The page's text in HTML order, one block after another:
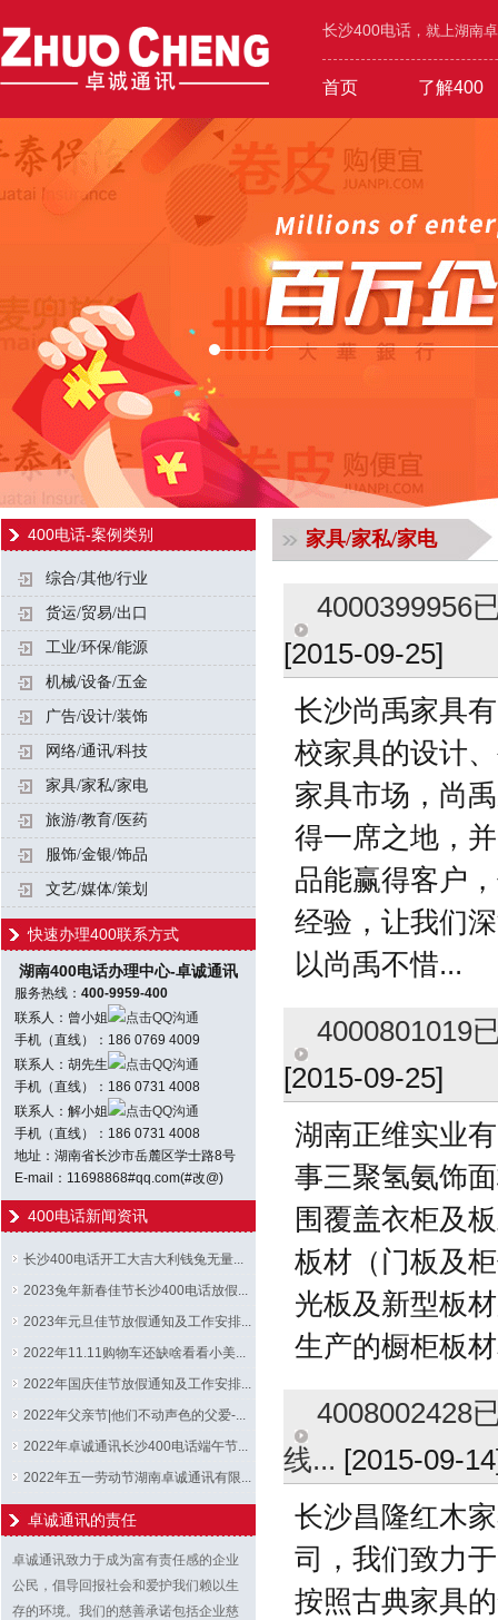
长沙400电话 ，就上湖南
首页 了解400
400价值 400功能
600元年套餐
工业/环保/能源 机械/设备/五金
400电话-案例类别
综合/其他/行业
货运/贸易/出口
工业/环保/能源
机械/设备/五金
广告/设计/装饰
网络/通讯/科技
家具/家私/家电
旅游/教育/医药
服饰/金银/饰品
文艺/媒体/策划
快速办理400联系方式
湖南400电话办理中心-卓诚通讯
服务热线： 400-9959-400
联系人：曾小姐
点击QQ沟通
手机（直线）：186 0769 4009
联系人：胡先生
点击QQ沟通
手机（直线）：186 0731 4008
联系人：解小姐
点击QQ沟通
手机（直线）：186 0731 4008
地址：湖南省长沙市岳麓区学士路8号
E-mail：11698868#qq.com(#改@)
400电话新闻资讯
长沙400电话开工大吉大利钱兔无量...
2023兔年新春佳节长沙400电话放假...
2023年元旦佳节放假通知及工作安排...
2022年11.11购物车还缺啥看看小美...
2022年国庆佳节放假通知及工作安排...
2022年父亲节|他们不动声色的父爱-...
2022年卓诚通讯长沙400电话端午节...
2022年五一劳动节湖南卓诚通讯有限...
卓诚通讯的责任
卓诚通讯致力于成为富有责任感的企业
公民，倡导回报社会和爱护我们赖以生
存的环境。我们的慈善承诺包括企业慈
家具/家私/家电
4000399956
[2015-09-25]
长沙尚禹家具
校家具的设计
家具市场，尚
得一席之地，
品能赢得客户
经验，让我们
以尚禹不惜...
4000801019
[2015-09-25]
湖南正维实业
事三聚氢氨饰
围覆盖衣柜及
板材（门板及
光板及新型板
生产的橱柜板
4008002428
线... [2015-09-
长沙昌隆红木
司，我们致力
按照古典家具